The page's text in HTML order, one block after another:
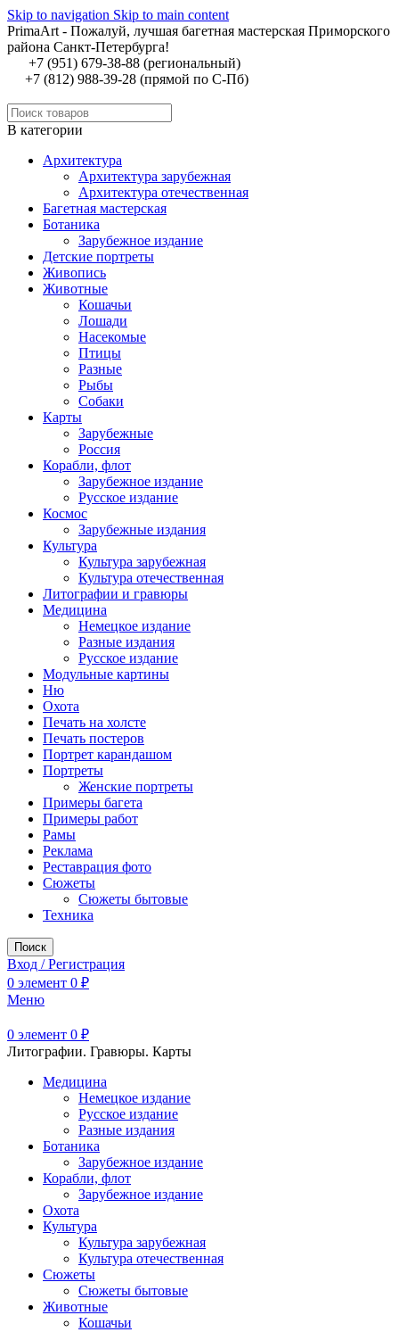
Skip to navigation Skip to main content
PrimaArt - Пожалуй, лучшая багетная мастерская Приморского
района Санкт-Петербурга!
+7 (951) 679-38-88 (региональный)
+7 (812) 988-39-28 (прямой по С-Пб)
В категории
Архитектура
Архитектура зарубежная
Архитектура отечественная
Багетная мастерская
Ботаника
Зарубежное издание
Детские портреты
Живопись
Животные
Кошачьи
Лошади
Насекомые
Птицы
Разные
Рыбы
Собаки
Карты
Зарубежные
Россия
Корабли, флот
Зарубежное издание
Русское издание
Космос
Зарубежные издания
Культура
Культура зарубежная
Культура отечественная
Литографии и гравюры
Медицина
Немецкое издание
Разные издания
Русское издание
Модульные картины
Ню
Охота
Печать на холсте
Печать постеров
Портрет карандашом
Портреты
Женские портреты
Примеры багета
Примеры работ
Рамы
Реклама
Реставрация фото
Сюжеты
Сюжеты бытовые
Техника
Поиск
Вход / Регистрация
0 элемент 0 ₽
Меню
0 элемент 0 ₽
Литографии. Гравюры. Карты
Медицина
Немецкое издание
Русское издание
Разные издания
Ботаника
Зарубежное издание
Корабли, флот
Зарубежное издание
Охота
Культура
Культура зарубежная
Культура отечественная
Сюжеты
Сюжеты бытовые
Животные
Кошачьи